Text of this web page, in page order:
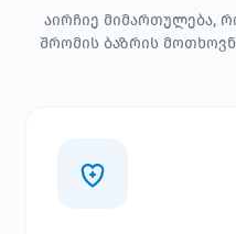
აირჩიე მიმართულება,
შრომის ბაზრის